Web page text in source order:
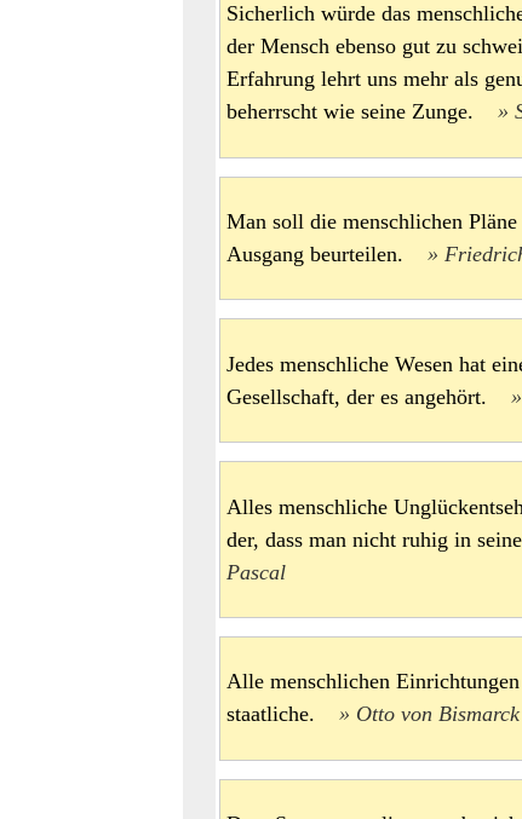
Sicherlich würde das
der Mensch ebenso gut zu
Erfahrung lehrt uns mehr als
beherrscht wie seine Zunge.
Man soll die menschlichen
Ausgang beurteilen.
Jedes menschliche Wesen hat
Gesellschaft, der es angehört.
Alles menschliche
der, dass man nicht ruhig in
Pascal
Alle menschlichen
staatliche.
Otto von Bismarck